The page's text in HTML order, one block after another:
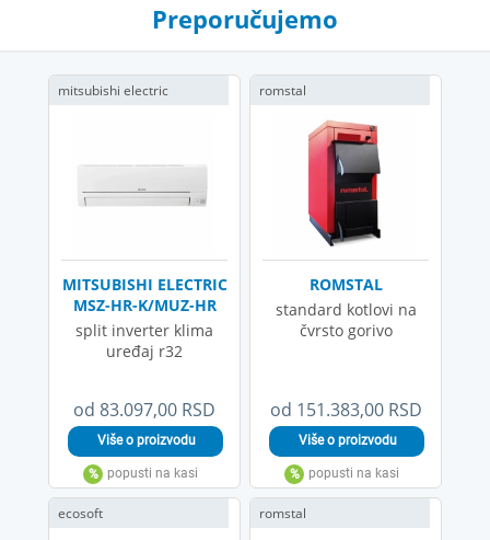
Preporučujemo
od 83.097,00 RSD
MITSUBISHI ELECTRIC
MSZ-HR-K/MUZ-HR
split inverter klima
uređaj r32
mitsubishi electric
od 151.383,00 RSD
ROMSTAL
standard kotlovi na
čvrsto gorivo
romstal
ecosoft romstal